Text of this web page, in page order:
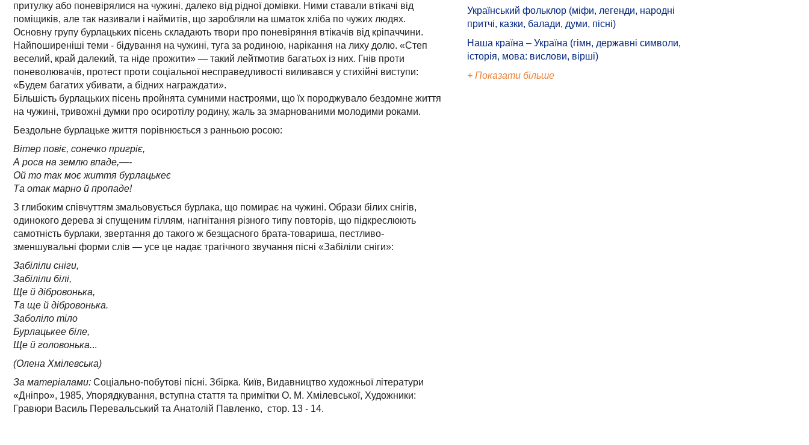
притулку або поневірялися на чужині, далеко від рідної домівки. Ними ставали втікачі від
поміщиків, але так називали і наймитів, що заробляли на шматок хліба по чужих людях.
Основну групу бурлацьких пісень складають твори про поневіряння втікачів від кріпаччини.
Найпоширеніші теми - бідування на чужині, туга за родиною, нарікання на лиху долю. «Степ
веселий, край далекий, та ніде прожити» — такий лейтмотив багатьох із них. Гнів проти
поневолювачів, протест проти соціальної несправедливості виливався у стихійні виступи:
«Будем багатих убивати, а бідних награждати».
Більшість бурлацьких пісень пройнята сумними настроями, що їх породжувало бездомне життя
на чужині, тривожні думки про осиротілу родину, жаль за змарнованими молодими роками.
Бездольне бурлацьке життя порівнюється з ранньою росою:
Вітер повіє, сонечко пригріє,
А роса на землю впаде,—-
Ой то так моє життя бурлацькеє
Та отак марно й пропаде!
З глибоким співчуттям змальовується бурлака, що помирає на чужині. Образи білих снігів,
одинокого дерева зі спущеним гіллям, нагнітання різного типу повторів, що підкреслюють
самотність бурлаки, звертання до такого ж безщасного брата-товариша, пестливо-
зменшувальні форми слів — усе це надає трагічного звучання пісні «Забіліли сніги»:
Забіліли сніги,
Забіліли білі,
Ще й дібровонька,
Та ще й дібровонька.
Заболіло тіло
Бурлацькее біле,
Ще й головонька...
(Олена Хмілевська)
За матеріалами: Соціально-побутові пісні. Збірка. Київ, Видавництво художньої літератури
«Дніпро», 1985, Упорядкування, вступна стаття та примітки О. М. Хмілевської, Художники:
Гравюри Василь Перевальський та Анатолій Павленко, стор. 13 - 14.
Український фольклор (міфи, легенди, народні
притчі, казки, балади, думи, пісні)
Наша країна – Україна (гімн, державні символи,
історія, мова: вислови, вірші)
+ Показати більше